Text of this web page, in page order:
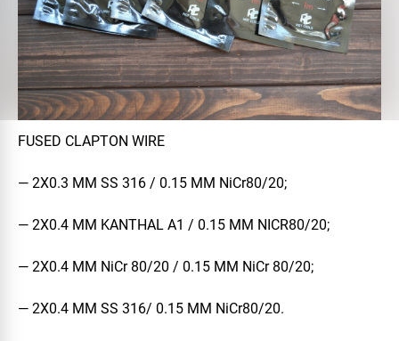
FUSED CLAPTON WIRE
— 2Х0.3 MM SS 316 / 0.15 ММ NiCr80/20;
— 2Х0.4 MM KANTHAL A1 / 0.15 ММ NICR80/20;
— 2Х0.4 MM NiCr 80/20 / 0.15 ММ NiCr 80/20;
— 2Х0.4 MM SS 316/ 0.15 ММ NiCr80/20.